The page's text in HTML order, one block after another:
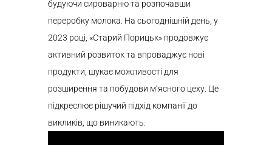
будуючи сироварню та розпочавши
переробку молока. На сьогоднішній день, у
2023 році, «Старий Порицьк» продовжує
активний розвиток та впроваджує нові
продукти, шукає можливості для
розширення та побудови м’ясного цеху. Це
підкреслює рішучий підхід компанії до
викликів, що виникають.